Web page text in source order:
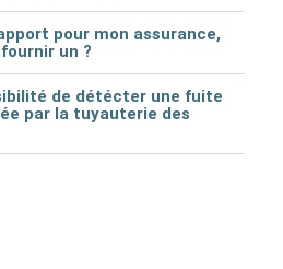
pour mon assurance,
un ?
de détécter une fuite
par la tuyauterie des